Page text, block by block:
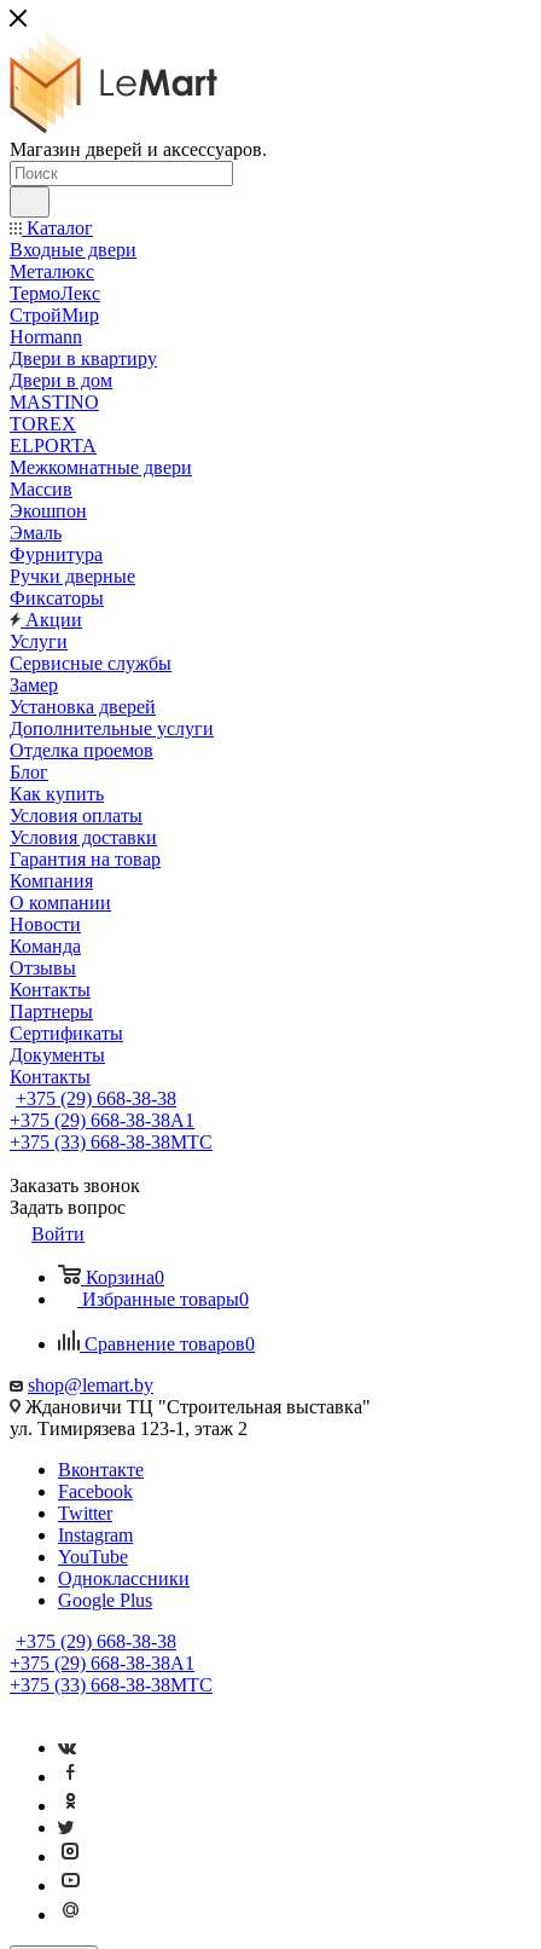
Магазин дверей и аксессуаров.
Каталог
Входные двери
Металюкс
ТермоЛекс
СтройМир
Hormann
Двери в квартиру
Двери в дом
MASTINO
TOREX
ELPORTA
Межкомнатные двери
Массив
Экошпон
Эмаль
Фурнитура
Ручки дверные
Фиксаторы
Акции
Услуги
Сервисные службы
Замер
Установка дверей
Дополнительные услуги
Отделка проемов
Блог
Как купить
Условия оплаты
Условия доставки
Гарантия на товар
Компания
О компании
Новости
Команда
Отзывы
Контакты
Партнеры
Сертификаты
Документы
Контакты
+375 (29) 668-38-38
+375 (29) 668-38-38A1
+375 (33) 668-38-38МТС
Заказать звонок
Задать вопрос
Войти
Корзина0
Избранные товары0
Сравнение товаров0
shop@lemart.by
Ждановичи ТЦ "Строительная выставка"
ул. Тимирязева 123-1, этаж 2
Вконтакте
Facebook
Twitter
Instagram
YouTube
Одноклассники
Google Plus
+375 (29) 668-38-38
+375 (29) 668-38-38A1
+375 (33) 668-38-38МТС